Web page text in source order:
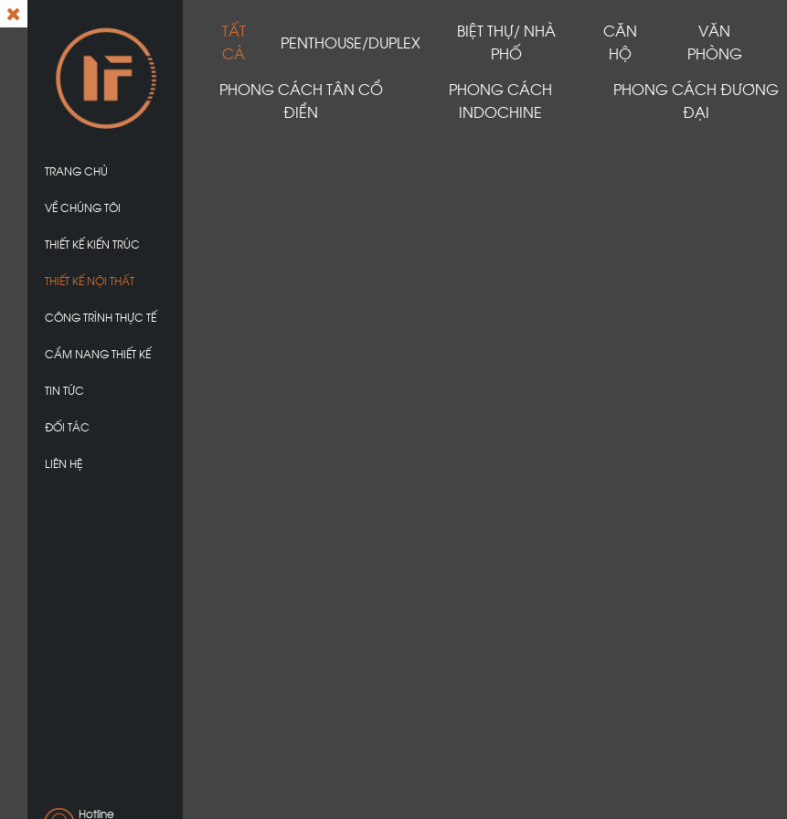
TRANG CHỦ
VỀ CHÚNG TÔI
THIẾT KẾ KIẾN TRÚC
THIẾT KẾ NỘI THẤT
CÔNG TRÌNH THỰC TẾ
CẨM NANG THIẾT KẾ
TIN TỨC
ĐỐI TÁC
LIÊN HỆ
Hotline
TẤT
CẢ
PENTHOUSE/DUPLEX
BIỆT THỰ/ NHÀ
PHỐ
CĂN
HỘ
VĂN
PHÒNG
PHONG CÁCH TÂN CỔ
ĐIỂN
PHONG CÁCH
INDOCHINE
PHONG CÁCH ĐƯƠNG
ĐẠI